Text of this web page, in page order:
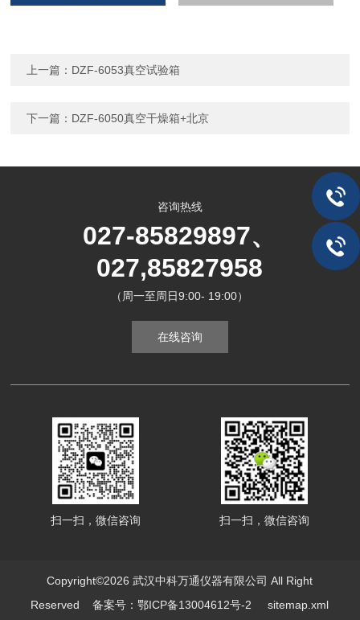
上一篇： DZF-6053真空试验箱
下一篇： DZF-6050真空干燥箱+北京
咨询热线
027-85829897、
027,85827958
（周一至周日9:00- 19:00）
在线咨询
扫一扫，微信咨询 扫一扫，微信咨询
Copyright©2026 武汉中科万通仪器有限公司 All Right
Reserved备案号：鄂ICP备13004612号-2 sitemap.xml